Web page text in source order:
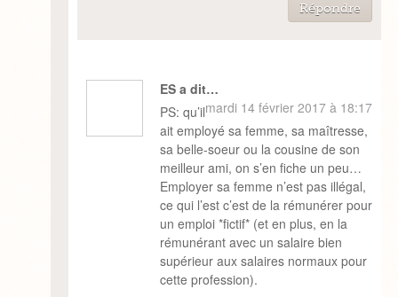
Répondre
ES a dit…
mardi 14 février 2017 à 18:17
PS: qu’il
ait employé sa femme, sa maîtresse,
sa belle-soeur ou la cousine de son
meilleur ami, on s’en fiche un peu…
Employer sa femme n’est pas illégal,
ce qui l’est c’est de la rémunérer pour
un emploi *fictif* (et en plus, en la
rémunérant avec un salaire bien
supérieur aux salaires normaux pour
cette profession).